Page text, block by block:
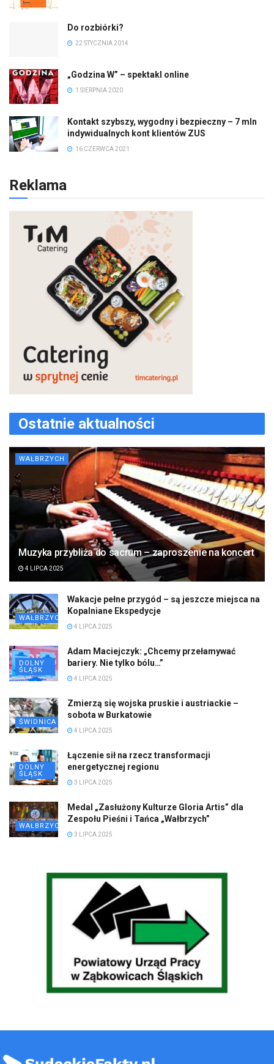
Do rozbiórki?
22 STYCZNIA 2014
„Godzina W” – spektakl online
1 SIERPNIA 2020
Kontakt szybszy, wygodny i bezpieczny – 7 mln
indywidualnych kont klientów ZUS
16 CZERWCA 2021
Reklama
Ostatnie aktualności
WAŁBRZYCH
Muzyka przybliża do sacrum – zaproszenie na koncert
4 LIPCA 2025
WAŁBRZYCH
Wakacje pełne przygód – są jeszcze miejsca na
Kopalniane Ekspedycje
4 LIPCA 2025
DOLNY
ŚLĄSK
Adam Maciejczyk: „Chcemy przełamywać
bariery. Nie tylko bólu…”
4 LIPCA 2025
ŚWIDNICA
Zmierzą się wojska pruskie i austriackie –
sobota w Burkatowie
4 LIPCA 2025
DOLNY
ŚLĄSK
Łączenie sił na rzecz transformacji
energetycznej regionu
3 LIPCA 2025
WAŁBRZYCH
Medal „Zasłużony Kulturze Gloria Artis” dla
Zespołu Pieśni i Tańca „Wałbrzych”
3 LIPCA 2025